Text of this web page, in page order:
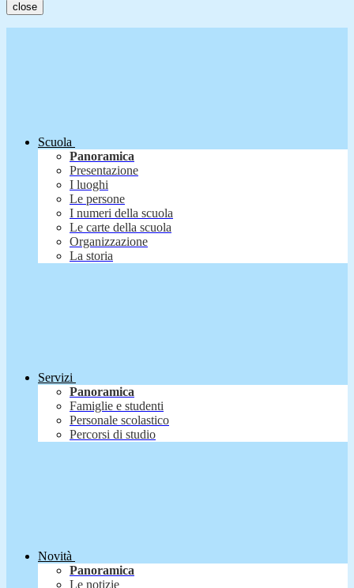
close
Scuola
Panoramica
Presentazione
I luoghi
Le persone
I numeri della scuola
Le carte della scuola
Organizzazione
La storia
Servizi
Panoramica
Famiglie e studenti
Personale scolastico
Percorsi di studio
Novità
Panoramica
Le notizie